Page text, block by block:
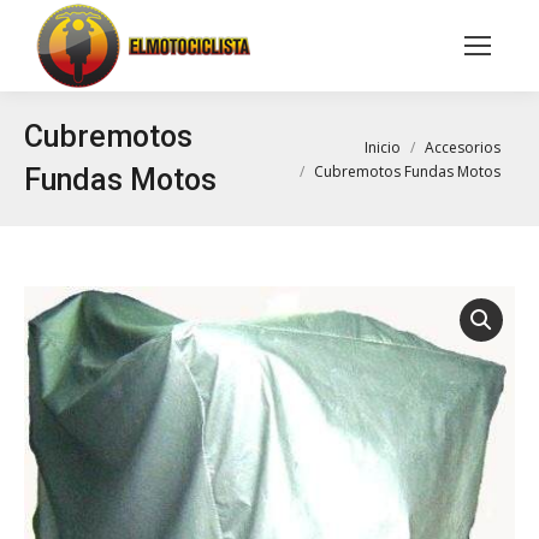
Buscar:
Cubremotos
Fundas Motos
Inicio
Accesorios
Cubremotos Fundas Motos